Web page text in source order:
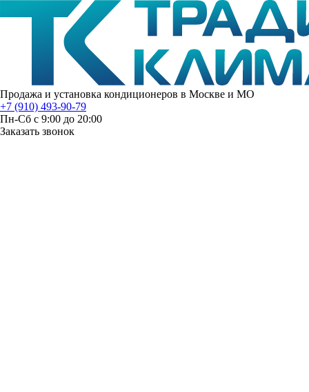
Продажа и установка кондиционеров в Москве и МО
+7 (910) 493-90-79
Пн-Сб с 9:00 до 20:00
Заказать звонок